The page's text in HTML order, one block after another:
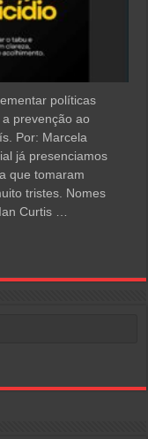
políticas
prevenção ao
Por: Marcela
já presenciamos
que tomaram
tristes. Nomes
Curtis …